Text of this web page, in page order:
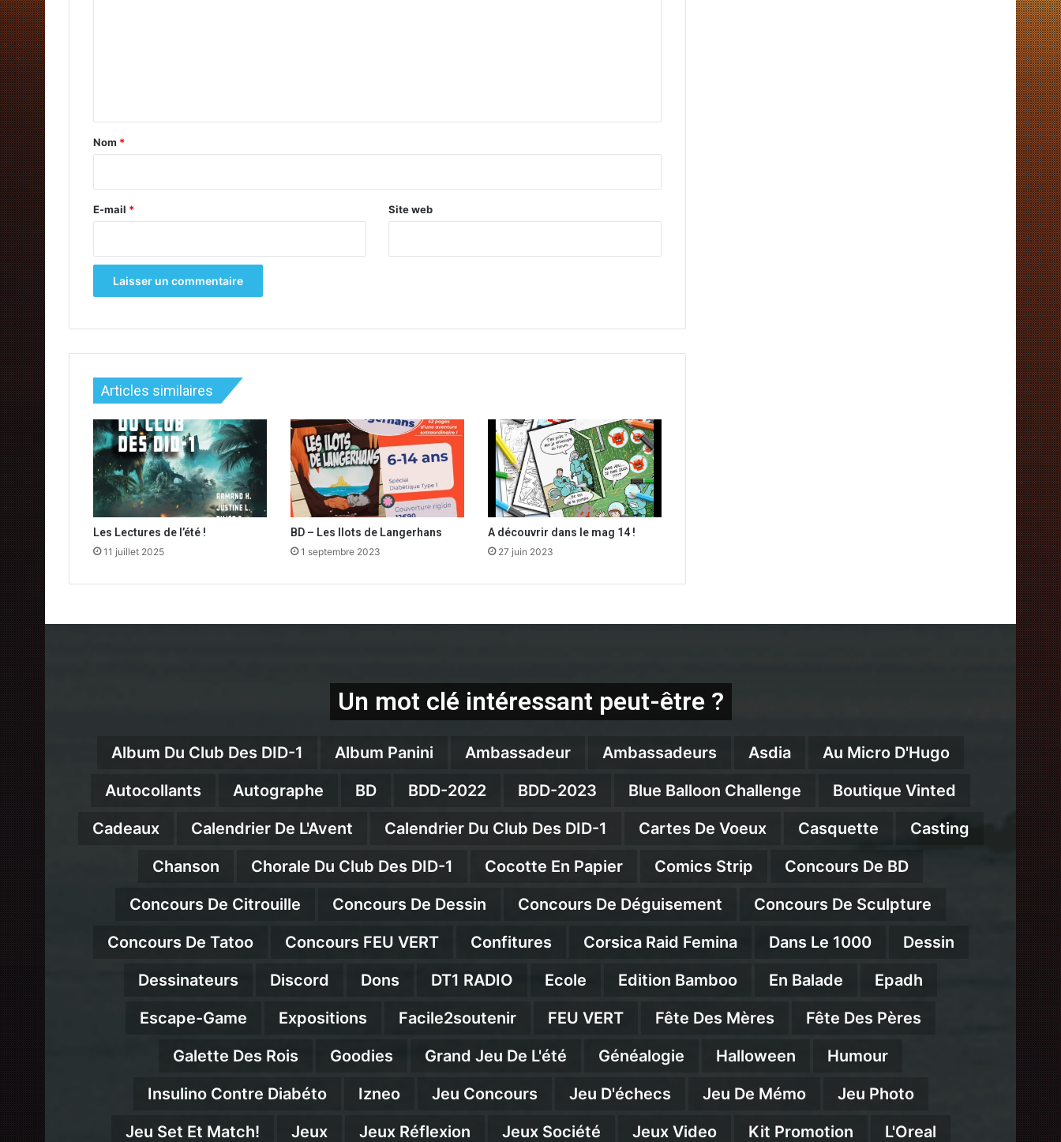
a
e
Nom *
E-mail * Site web
Articles similaires
Les Lectures de l’été !
11 juillet 2025
BD – Les Ilots de Langerhans
1 septembre 2023
A découvrir dans le mag 14 !
27 juin 2023
Un mot clé intéressant peut-être ?
Album Du Club Des DID-1 Album Panini Ambassadeur Ambassadeurs Asdia
Au Micro D'Hugo
Autocollants
Autographe BD BDD-2022 BDD-2023 Blue Balloon Challenge
Boutique Vinted
Cadeaux
Calendrier De L'Avent Calendrier Du Club Des DID-1 Cartes De Voeux Casquette
Casting
Chanson
Chorale Du Club Des DID-1 Cocotte En Papier Comics Strip
Concours De BD
Concours De Citrouille
Concours De Dessin Concours De Déguisement
Concours De Sculpture
Concours De Tatoo
Concours FEU VERT Confitures Corsica Raid Femina Dans Le 1000
Dessin
Dessinateurs
Discord Dons DT1 RADIO Ecole Edition Bamboo En Balade
Epadh
Escape-Game
Expositions Facile2soutenir FEU VERT Fête Des Mères
Fête Des Pères
Galette Des Rois
Goodies Grand Jeu De L'été Généalogie Halloween
Humour
Insulino Contre Diabéto
Izneo Jeu Concours Jeu D'échecs Jeu De Mémo
Jeu Photo
Jeu Set Et Match!
Jeux Jeux Réflexion Jeux Société Jeux Video Kit Promotion L'Oreal